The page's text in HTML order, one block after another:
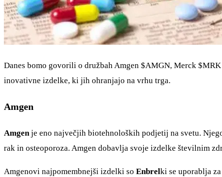
Danes bomo govorili o družbah Amgen $AMGN, Merck $MRK
inovativne izdelke, ki jih ohranjajo na vrhu trga.
Amgen
Amgenje eno največjih biotehnoloških podjetij na svetu.
rak in osteoporoza. Amgen dobavlja svoje izdelke številnim
Amgenovi najpomembnejši izdelki so Enbrelki se uporablja